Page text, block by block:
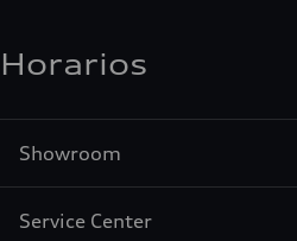
Horarios
Showroom
Service Center